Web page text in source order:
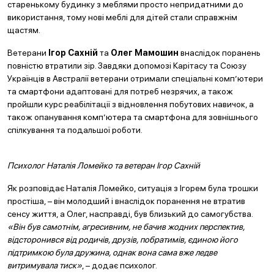
старенькому будинку з меблями просто непридатними до
використання, тому нові меблі для дітей стали справжнім
щастям.
Ветерани Ігор Сахній та Олег Мамошин внаслідок поранень
повністю втратили зір. Завдяки допомозі Карітасу та Союзу
Українців в Австралії ветерани отримали спеціальні комп’ютери
та смартфони адаптовані для потреб незрячих, а також
пройшли курс реабілітації з відновлення побутових навичок, а
також опанування комп’ютера та смартфона для зовнішнього
спілкування та подальшої роботи.
Психолог Наталія Ломейко та ветеран Ігор Сахній
Як розповідає Наталія Ломейко, ситуація з Ігорем була трошки
простіша, – він молодший і внаслідок поранення не втратив
сенсу життя, а Олег, насправді, був близький до самогубства.
«Він був самотнім, агресивним, не бачив жодних перспектив,
відсторонився від родичів, друзів, побратимів, єдиною його
підтримкою була дружина, однак вона сама вже ледве
витримувала тиск» , – додає психолог.